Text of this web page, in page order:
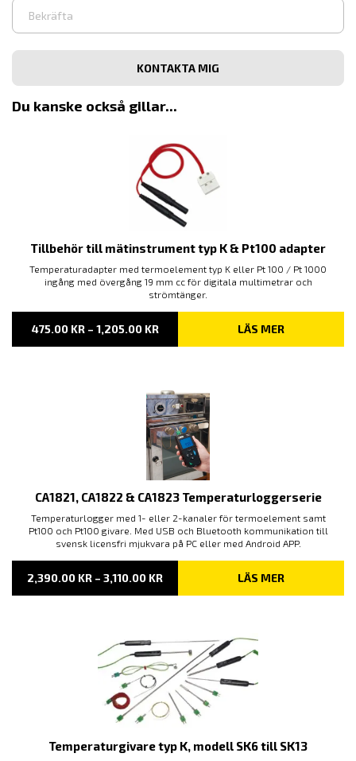
Ange
e-
Bekräfta
post
Du kanske också gillar...
Tillbehör till mätinstrument typ K & Pt100 adapter
Temperaturadapter med termoelement typ K eller Pt 100 / Pt 1000
ingång med övergång 19 mm cc för digitala multimetrar och
strömtänger.
475.00 KR – 1,205.00 KRPRISINTERVALL:
TILL
LÄS MER
CA1821, CA1822 & CA1823 Temperaturloggerserie
Temperaturlogger med 1- eller 2-kanaler för termoelement samt
Pt100 och Pt100 givare. Med USB och Bluetooth kommunikation till
svensk licensfri mjukvara på PC eller med Android APP.
2,390.00 KR – 3,110.00 KRPRISINTERVALL:
TILL
LÄS MER
Temperaturgivare typ K, modell SK6 till SK13